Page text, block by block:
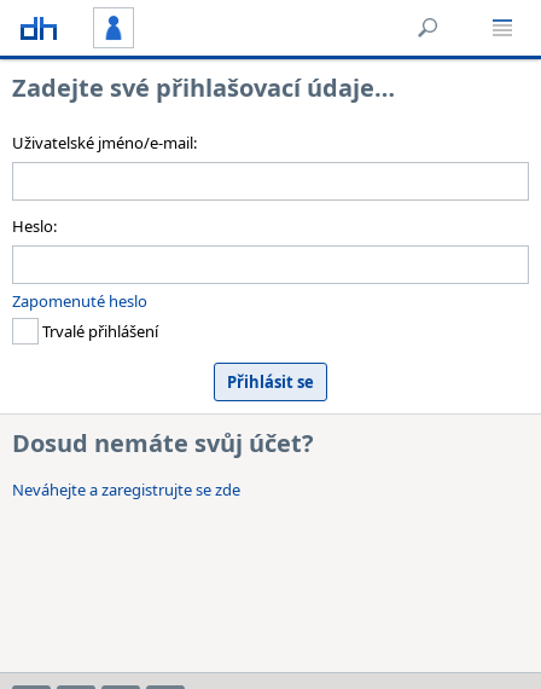
Zadejte své přihlašovací údaje…
Uživatelské jméno/e-mail:
Heslo:
Zapomenuté heslo
Trvalé přihlášení
Dosud nemáte svůj účet?
Neváhejte a zaregistrujte se zde